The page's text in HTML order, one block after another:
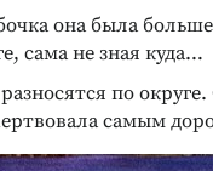
она была
сама не зная куда…
по
самым